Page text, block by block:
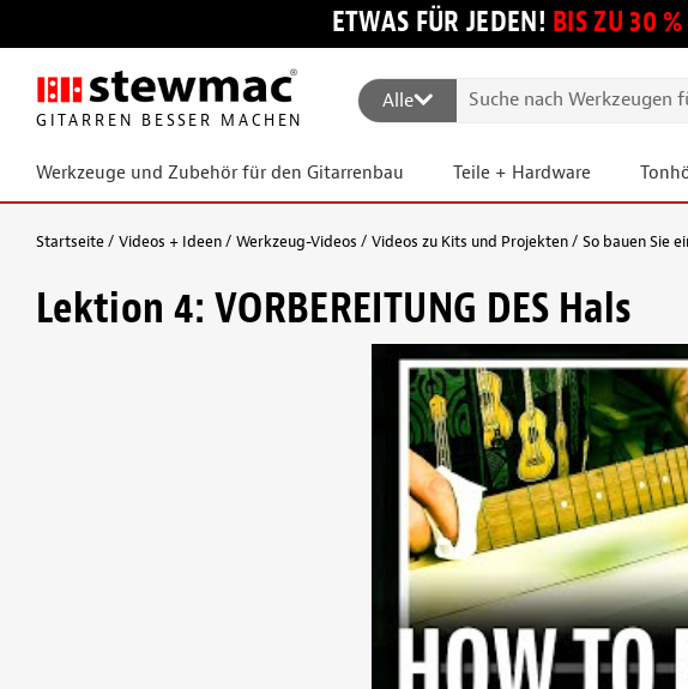
ETWAS FÜR JEDEN! BIS ZU 30
GITARREN BESSER MACHEN
Alle
Werkzeuge und Zubehör für den Gitarrenbau Teile + Hardware
Startseite Videos + Ideen Werkzeug-Videos Videos zu Kits und Projekten So bauen Sie
Lektion 4: VORBEREITUNG DES Hals